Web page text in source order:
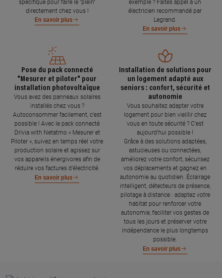
spécifique pour faire le "plein"
directement chez vous !
En savoir plus
exemple ? Faites appel à un
électricien recommandé par
Legrand.
En savoir plus
Pose du pack connecté
"Mesurer et piloter" pour
installation photovoltaïque
Vous avez des panneaux solaires
installés chez vous ?
Autoconsommer facilement, c’est
possible ! Avec le pack connecté
Drivia with Netatmo « Mesurer et
Piloter », suivez en temps réel votre
production solaire et agissez sur
vos appareils énergivores afin de
réduire vos factures d’électricité.
En savoir plus
Installation de solutions pour
un logement adapté aux
seniors : confort, sécurité et
autonomie
Vous souhaitez adapter votre
logement pour bien vieillir chez
vous en toute sécurité ? C’est
aujourd’hui possible !
Grâce à des solutions adaptées,
astucieuses ou connectées,
améliorez votre confort, sécurisez
vos déplacements et gagnez en
autonomie au quotidien. Éclairage
intelligent, détecteurs de présence,
pilotage à distance : adaptez votre
habitat pour renforcer votre
autonomie, faciliter vos gestes de
tous les jours et préserver votre
indépendance le plus longtemps
possible.
En savoir plus